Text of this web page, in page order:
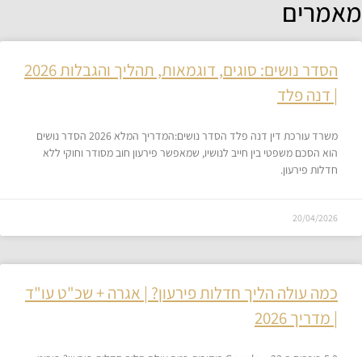
מאמרים
הסדר נושים: סוגים, דוגמאות, תהליך והגבלות 2026
| דנה פלד
משרד עורכת דין דנה פלד הסדר נושים:המדריך המלא 2026 הסדר נושים
הוא הסכם משפטי בין חייב לנושיו, שמאפשר פירעון חוב מסודר וחוקי ללא
חדלות פירעון.
20/04/2026
כמה עולה הליך חדלות פירעון? | אגרה + שכ"ט עו"ד
| מדריך 2026